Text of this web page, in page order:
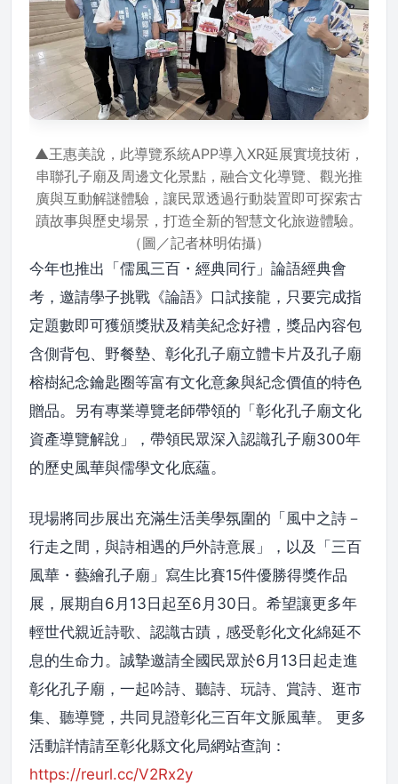
▲王惠美說，此導覽系統APP導入XR延展實境技術，
串聯孔子廟及周邊文化景點，融合文化導覽、觀光推
廣與互動解謎體驗，讓民眾透過行動裝置即可探索古
蹟故事與歷史場景，打造全新的智慧文化旅遊體驗。
（圖／記者林明佑攝）
今年也推出「儒風三百・經典同行」論語經典會
考，邀請學子挑戰《論語》口試接龍，只要完成指
定題數即可獲頒獎狀及精美紀念好禮，獎品內容包
含側背包、野餐墊、彰化孔子廟立體卡片及孔子廟
榕樹紀念鑰匙圈等富有文化意象與紀念價值的特色
贈品。另有專業導覽老師帶領的「彰化孔子廟文化
資產導覽解說」，帶領民眾深入認識孔子廟300年
的歷史風華與儒學文化底蘊。
現場將同步展出充滿生活美學氛圍的「風中之詩－
行走之間，與詩相遇的戶外詩意展」，以及「三百
風華・藝繪孔子廟」寫生比賽15件優勝得獎作品
展，展期自6月13日起至6月30日。希望讓更多年
輕世代親近詩歌、認識古蹟，感受彰化文化綿延不
息的生命力。誠摯邀請全國民眾於6月13日起走進
彰化孔子廟，一起吟詩、聽詩、玩詩、賞詩、逛市
集、聽導覽，共同見證彰化三百年文脈風華。 更多
活動詳情請至彰化縣文化局網站查詢：
https://reurl.cc/V2Rx2y